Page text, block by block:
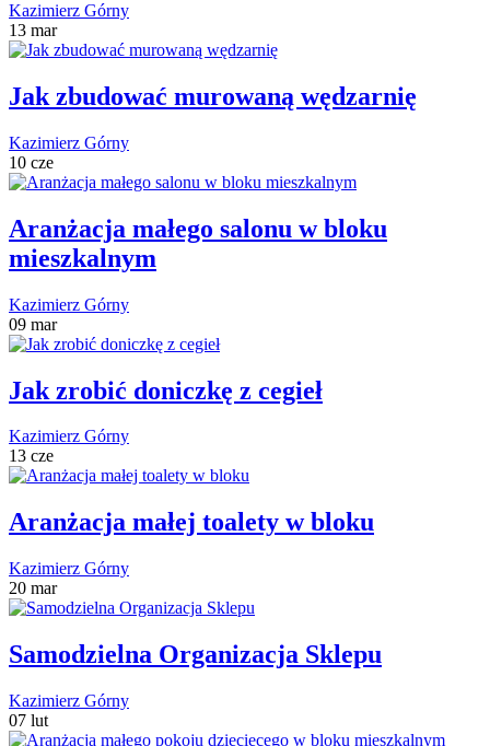
Kazimierz Górny
13 mar
Jak zbudować murowaną wędzarnię
Kazimierz Górny
10 cze
Aranżacja małego salonu w bloku
mieszkalnym
Kazimierz Górny
09 mar
Jak zrobić doniczkę z cegieł
Kazimierz Górny
13 cze
Aranżacja małej toalety w bloku
Kazimierz Górny
20 mar
Samodzielna Organizacja Sklepu
Kazimierz Górny
07 lut